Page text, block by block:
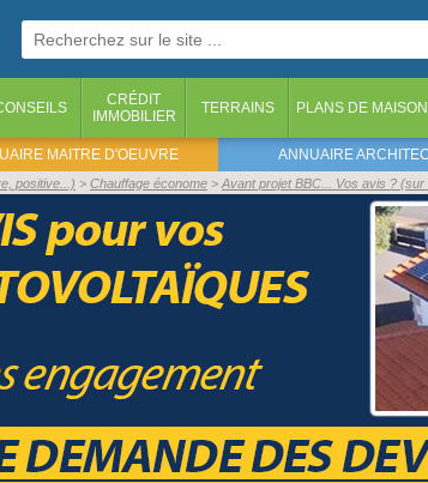
CRÉDIT
IMMOBILIER
TERRAINS PLANS DE
MAITRE D'OEUVRE ANNUAIRE
positive...) Chauffage économe Avant projet BBC... Vos avis ? (sur